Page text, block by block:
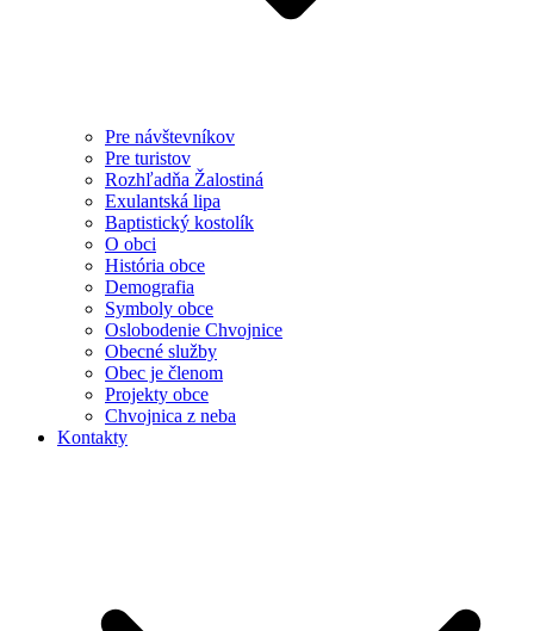
Pre návštevníkov
Pre turistov
Rozhľadňa Žalostiná
Exulantská lipa
Baptistický kostolík
O obci
História obce
Demografia
Symboly obce
Oslobodenie Chvojnice
Obecné služby
Obec je členom
Projekty obce
Chvojnica z neba
Kontakty